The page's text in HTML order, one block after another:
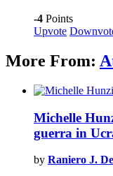
-4 Points
Upvote
More From:
Michelle
guerra in
by Raniero J.